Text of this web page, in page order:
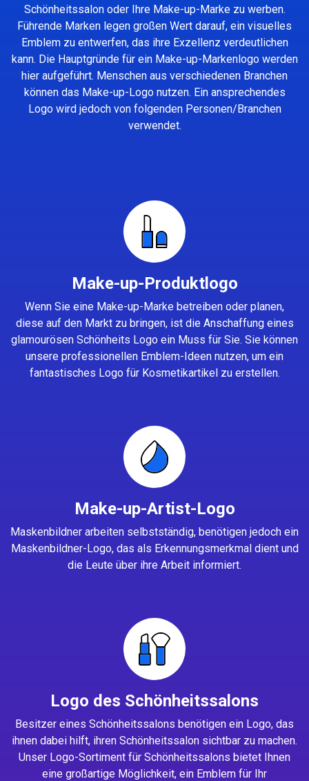
Schönheitssalon oder Ihre Make-up-Marke zu werben.
Führende Marken legen großen Wert darauf, ein visuelles
Emblem zu entwerfen, das ihre Exzellenz verdeutlichen
kann. Die Hauptgründe für ein Make-up-Markenlogo werden
hier aufgeführt. Menschen aus verschiedenen Branchen
können das Make-up-Logo nutzen. Ein ansprechendes
Logo wird jedoch von folgenden Personen/Branchen
verwendet.
Make-up-Produktlogo
Wenn Sie eine Make-up-Marke betreiben oder planen,
diese auf den Markt zu bringen, ist die Anschaffung eines
glamourösen Schönheits Logo ein Muss für Sie. Sie können
unsere professionellen Emblem-Ideen nutzen, um ein
fantastisches Logo für Kosmetikartikel zu erstellen.
Make-up-Artist-Logo
Maskenbildner arbeiten selbstständig, benötigen jedoch ein
Maskenbildner-Logo, das als Erkennungsmerkmal dient und
die Leute über ihre Arbeit informiert.
Logo des Schönheitssalons
Besitzer eines Schönheitssalons benötigen ein Logo, das
ihnen dabei hilft, ihren Schönheitssalon sichtbar zu machen.
Unser Logo-Sortiment für Schönheitssalons bietet Ihnen
eine großartige Möglichkeit, ein Emblem für Ihr